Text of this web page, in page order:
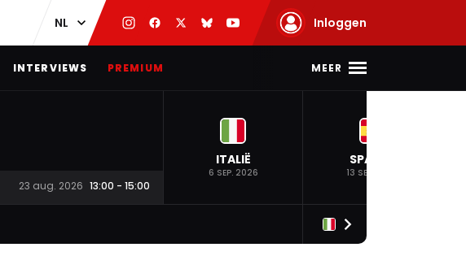
Inloggen
INTERVIEWS PREMIUM MEER
23 aug. 2026 13:00 - 15:00
ITALIË
6 SEP. 2026
SPANJE
13 SEP. 2026